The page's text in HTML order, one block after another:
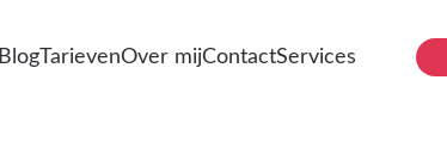
BlogTarievenOver mijContactServices